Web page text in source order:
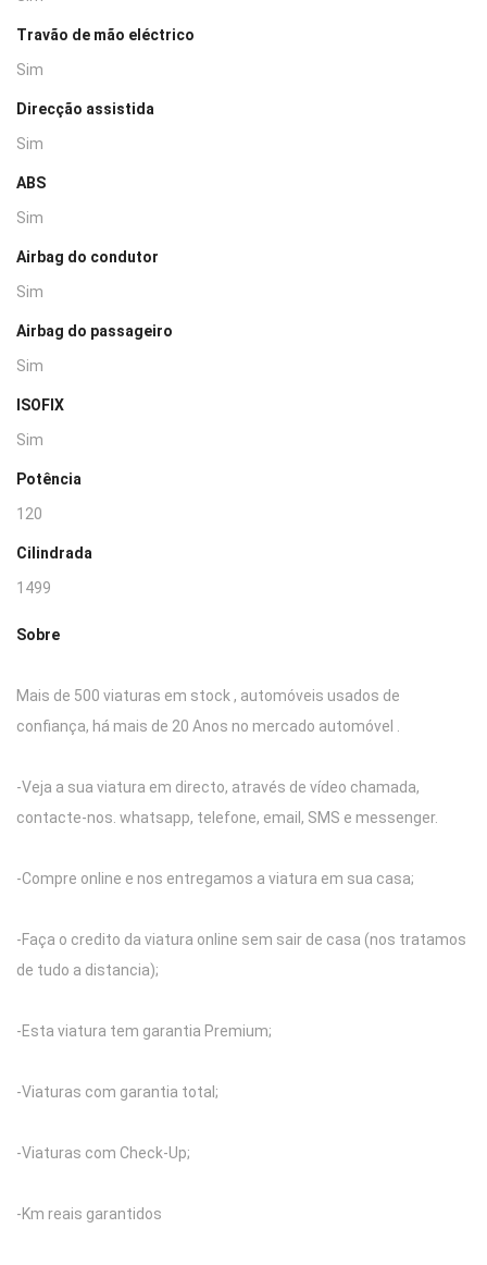
Travão de mão eléctrico
Sim
Direcção assistida
Sim
ABS
Sim
Airbag do condutor
Sim
Airbag do passageiro
Sim
ISOFIX
Sim
Potência
120
Cilindrada
1499
Sobre
Mais de 500 viaturas em stock , automóveis usados de
confiança, há mais de 20 Anos no mercado automóvel .
-Veja a sua viatura em directo, através de vídeo chamada,
contacte-nos. whatsapp, telefone, email, SMS e messenger.
-Compre online e nos entregamos a viatura em sua casa;
-Faça o credito da viatura online sem sair de casa (nos tratamos
de tudo a distancia);
-Esta viatura tem garantia Premium;
-Viaturas com garantia total;
-Viaturas com Check-Up;
-Km reais garantidos